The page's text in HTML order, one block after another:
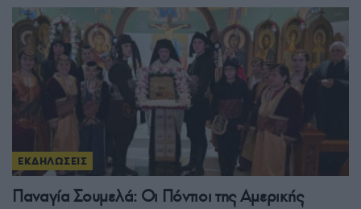
ΕΚΔΗΛΩΣΕΙΣ
Παναγία Σουμελά: Οι Πόντιοι της Αμερικής